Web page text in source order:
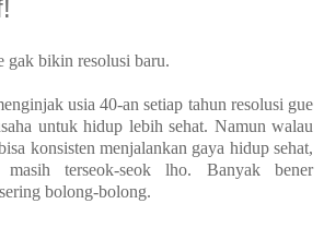
gak bikin resolusi baru.
usia 40-an setiap tahun resolusi gue
untuk hidup lebih sehat. Namun walau
konsisten menjalankan gaya hidup sehat,
masih terseok-seok lho. Banyak bener
bolong-bolong.